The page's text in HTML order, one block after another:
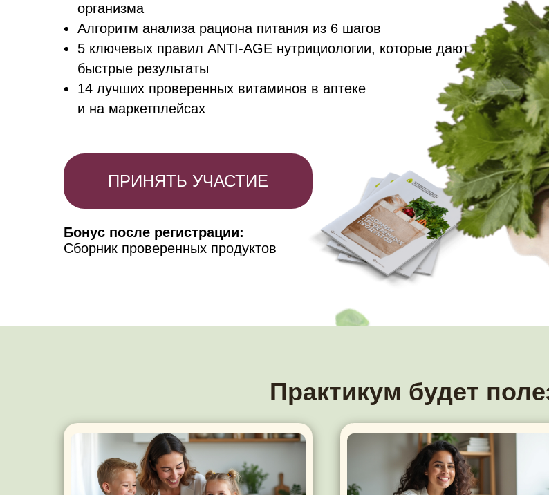
организма
Алгоритм анализа рациона питания из 6 шагов
5 ключевых правил ANTI-AGE нутрициологии, которые дают
быстрые результаты
14 лучших проверенных витаминов в аптеке
и на маркетплейсах
ПРИНЯТЬ УЧАСТИЕ
Бонус после регистрации:
Сборник проверенных продуктов
Практикум будет